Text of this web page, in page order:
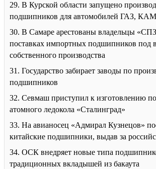
29. В Курской области запущено
подшипников для автомобилей ГАЗ,
30. В Самаре арестованы владельцы
поставках импортных подшипников под
собственного производства
31. Государство забирает заводы по
подшипников
32. Севмаш приступил к изготовлению
атомного ледокола «Сталинград»
33. На авианосец «Адмирал Кузнецов»
китайские подшипники, выдав за
34. ОСК внедряет новые типа
традиционных вкладышей из бакаута